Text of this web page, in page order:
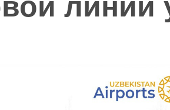
линии